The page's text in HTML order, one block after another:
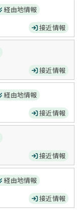
経由地情報
接近情報
接近情報
経由地情報
接近情報
接近情報
経由地情報
接近情報